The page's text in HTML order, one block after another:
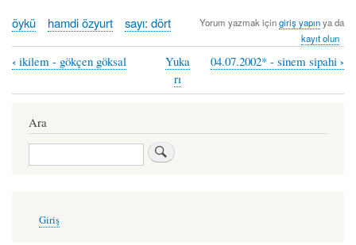
öykü hamdi özyurt sayı: dört Yorum yazmak içingiriş yapınya da
kayıt olun
Book
traversal
links
for
gece
sevdim
‹ ikilem - gökçen göksal
Yuka
rı
04.07.2002* - sinem sipahi ›
Ara
Ara
account
Giriş